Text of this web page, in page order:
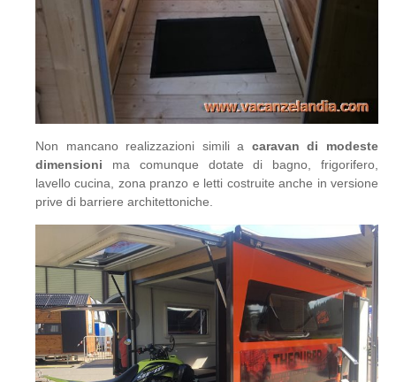
Non mancano realizzazioni simili a caravan di modeste
dimensioni ma comunque dotate di bagno, frigorifero,
lavello cucina, zona pranzo e letti costruite anche in versione
prive di barriere architettoniche.